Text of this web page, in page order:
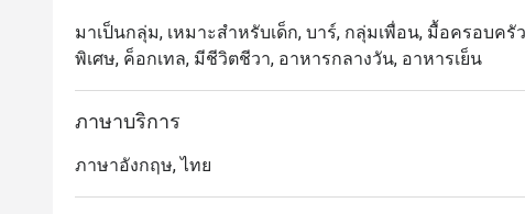
มาเป็นกลุ่ม, เหมาะสำหรับเด็ก, บาร์, กลุ่มเพื่อน, มื้อครอบค
พิเศษ, ค็อกเทล, มีชีวิตชีวา, อาหารกลางวัน, อาหารเย็น
ภาษาบริการ
ภาษาอังกฤษ, ไทย